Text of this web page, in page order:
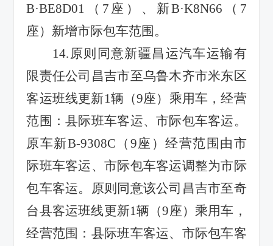
B·BE8D01 （ 7 座）、新B·K8N66 （ 7
座）新增市际包车范围。
14. 原则同意新疆昌运汽车运输有
限责任公司昌吉市至乌鲁木齐市米东区
客运班线更新1辆（9座）乘用车，经营
范围：县际班车客运、市际包车客运。
原车新B-9308C （ 9座）经营范围由市
际班车客运、市际包车客运调整为市际
包车客运。原则同意该公司昌吉市至奇
台县客运班线更新1辆（9座）乘用车，
经营范围：县际班车客运、市际包车客